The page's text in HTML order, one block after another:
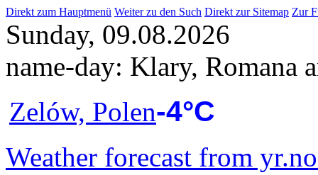
Direkt zum Hauptmenü Weiter zu den Such Direkt zur Sitemap Zur
Sunday, 09.08.2026
name-day: Klary, Romana
Zelów, Polen-4°C
Weather forecast from